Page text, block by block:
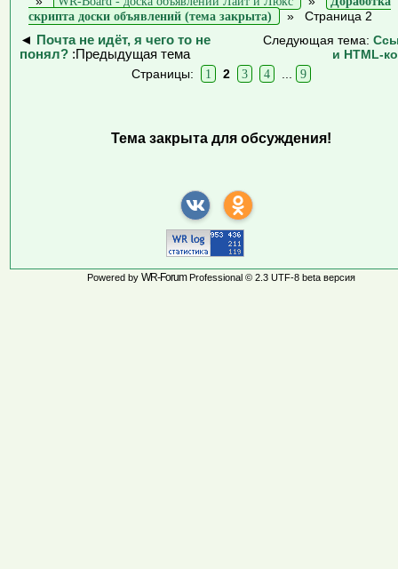
скрипта доски объявлений (тема закрыта)
» Страница 2
◄
Почта не идёт, я чего то не
понял? :Предыдущая тема
Следующая тема:
и HTML-
Страницы:
1 2 3 4 9
Тема закрыта для обсуждения!
Powered by WR-ForumProfessional © 2.3 UTF-8 beta версия